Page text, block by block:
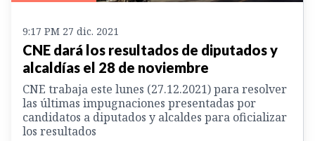
9:17 PM 27 dic. 2021
CNE dará los resultados de diputados y
alcaldías el 28 de noviembre
CNE trabaja este lunes (27.12.2021) para resolver
las últimas impugnaciones presentadas por
candidatos a diputados y alcaldes para oficializar
los resultados